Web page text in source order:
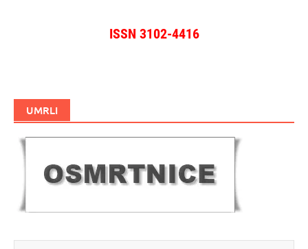
ISSN 3102-4416
UMRLI